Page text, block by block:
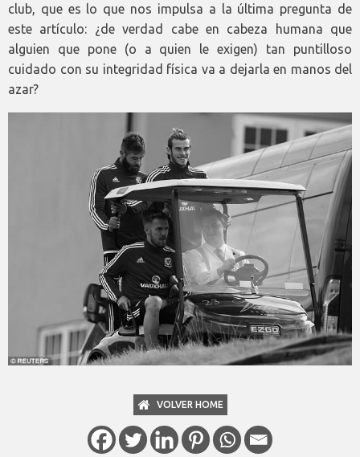
club, que es lo que nos impulsa a la última pregunta de
este artículo: ¿de verdad cabe en cabeza humana que
alguien que pone (o a quien le exigen) tan puntilloso
cuidado con su integridad física va a dejarla en manos del
azar?
VOLVER HOME